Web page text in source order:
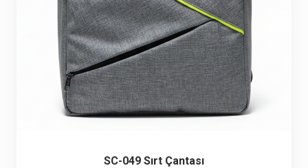
SC-049 Sırt Çantası